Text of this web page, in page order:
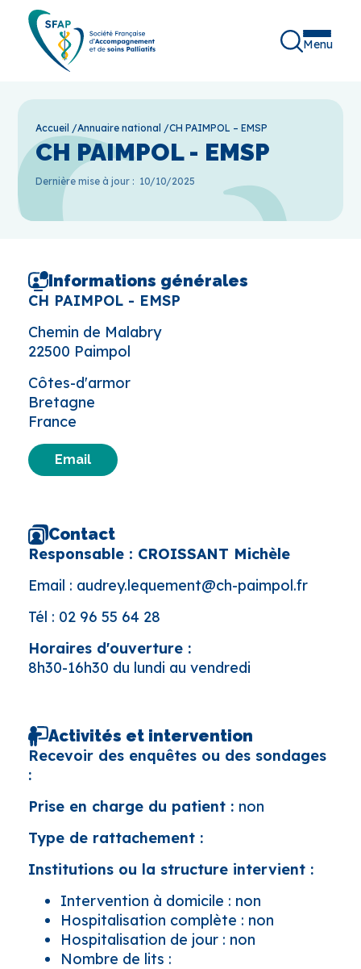
Menu
Accueil /Annuaire national /CH PAIMPOL – EMSP
CH PAIMPOL - EMSP
Dernière mise à jour : 10/10/2025
Informations générales
CH PAIMPOL - EMSP
Chemin de Malabry
22500 Paimpol
Côtes-d'armor
Bretagne
France
Email
Contact
Responsable : CROISSANT Michèle
Email : audrey.lequement@ch-paimpol.fr
Tél : 02 96 55 64 28
Horaires d'ouverture :
8h30-16h30 du lundi au vendredi
Activités et intervention
Recevoir des enquêtes ou des sondages
:
Prise en charge du patient : non
Type de rattachement :
Institutions ou la structure intervient :
Intervention à domicile : non
Hospitalisation complète : non
Hospitalisation de jour : non
Nombre de lits :